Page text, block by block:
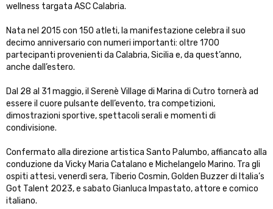
wellness targata ASC Calabria.
Nata nel 2015 con 150 atleti, la manifestazione celebra il suo
decimo anniversario con numeri importanti: oltre 1700
partecipanti provenienti da Calabria, Sicilia e, da quest’anno,
anche dall’estero.
Dal 28 al 31 maggio, il Serenè Village di Marina di Cutro tornerà ad
essere il cuore pulsante dell’evento, tra competizioni,
dimostrazioni sportive, spettacoli serali e momenti di
condivisione.
Confermato alla direzione artistica Santo Palumbo, affiancato alla
conduzione da Vicky Maria Catalano e Michelangelo Marino. Tra gli
ospiti attesi, venerdì sera, Tiberio Cosmin, Golden Buzzer di Italia’s
Got Talent 2023, e sabato Gianluca Impastato, attore e comico
italiano.